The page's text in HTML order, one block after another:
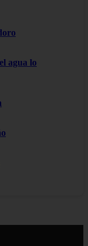
agua lo